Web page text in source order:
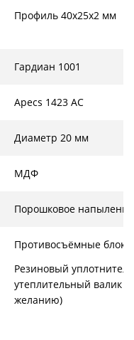
Профиль 40х25х2 мм
Гардиан 1001
Apecs 1423 AC
Диаметр 20 мм
МДФ
Порошковое напыление
Противосъёмные
Резиновый
утеплительный валик
желанию)